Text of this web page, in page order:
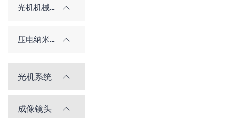
光机机械件及配件
压电纳米位移台
光机系统
成像镜头